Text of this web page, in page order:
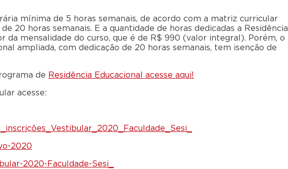
mínima de 5 horas semanais, de acordo com a matriz curricular
20 horas semanais. E a quantidade de horas dedicadas a Residência
da mensalidade do curso, que é de R$ 990 (valor integral). Porém, o
ampliada, com dedicação de 20 horas semanais, tem isenção de
de Residência Educacional acesse aqui!
acesse:
2020
2020-Faculdade-Sesi_